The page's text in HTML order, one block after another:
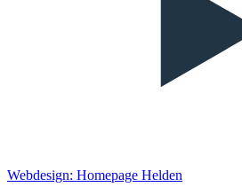
Webdesign: Homepage Helden